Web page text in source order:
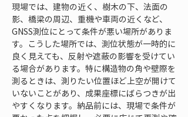
現場では、建物の近く、樹木の下、法面の
影、橋梁の周辺、重機や車両の近くなど、
GNSS測位にとって条件が悪い場所がありま
す。こうした場所では、測位状態が一時的に
良く見えても、反射や遮蔽の影響を受けてい
る場合があります。特に構造物の角や壁際を
測るときは、測りたい位置ほど上空が開けて
いないことがあり、成果座標にばらつきが出
やすくなります。納品前には、現場で条件が